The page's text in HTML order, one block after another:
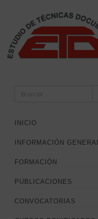
INICIO
INFORMACIÓN GENERAL
FORMACIÓN
PUBLICACIONES
CONVOCATORIAS